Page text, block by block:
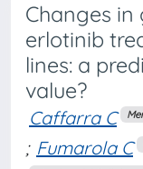
Changes
erlotinib
lines: a
value?
Caffarra C
; Fumarola C